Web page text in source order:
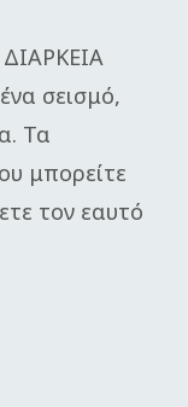
σεισμό,
Τα
μπορείτε
τον εαυτό